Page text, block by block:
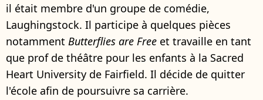
il était membre d'un groupe de comédie,
Laughingstock. Il participe à quelques pièces
notamment Butterflies are Free et travaille en tant
que prof de théâtre pour les enfants à la Sacred
Heart University de Fairfield. Il décide de quitter
l'école afin de poursuivre sa carrière.